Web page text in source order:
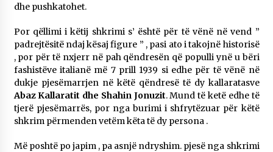
14/10/2025
Faksimilet e një 83 vjetori lufte: Çfarë shkruan
Vexhi Buharaja për Heroin e Popullit, Mumin
04/10/2025
KALLARATI NË AKSIONET KOMBËTARE PËR
RINDËRTIMIN E VENDIT – NGA ÇIZE XHAFERAJ
dhe pushkatohet.
Por qëllimi i këtij shkrimi s’ është për të vënë në vend ”
padrejtësitë ndaj kësaj figure ” , pasi ato i takojnë historisë
, por për të nxjerr në pah qëndresën që populli ynë u bëri
fashistëve italianë më 7 prill 1939 si edhe për të vënë në
dukje pjesëmarrjen në këtë qëndresë të dy kallaratasve
Abaz Kallaratit dhe Shahin Jonuzit. Mund të ketë edhe të
tjerë pjesëmarrës, por nga burimi i shfrytëzuar për këtë
shkrim përmenden vetëm këta të dy persona .
Më poshtë po japim , pa asnjë ndryshim. pjesë nga shkrimi